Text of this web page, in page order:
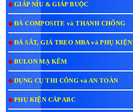
GIÁP NÍU & GIÁP BUỘC
ĐÀ COMPOSITE và THANH CHỐNG
ĐÀ SẮT, GIÁ TREO MBA và PHỤ KIỆN
BULON MẠ KẼM
DỤNG CỤ THI CÔNG và AN TOÀN
PHỤ KIỆN CÁP ABC